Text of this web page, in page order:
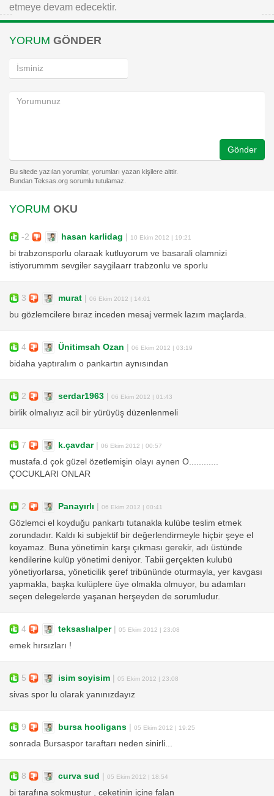
etmeye devam edecektir.
YORUM GÖNDER
Gönder
YORUM OKU
-2 hasan karlidag | 10 Ekim 2012 | 19:21
bi trabzonsporlu olaraak kutluyorum ve basarali olamnizi
istiyorummm sevgiler saygilaarr trabzonlu ve sporlu
3 murat | 06 Ekim 2012 | 14:01
bu gözlemcilere bıraz inceden mesaj vermek lazım maçlarda.
4 Ünitimsah Ozan | 06 Ekim 2012 | 03:19
bidaha yaptıralım o pankartın aynısından
2 serdar1963 | 06 Ekim 2012 | 01:43
birlik olmalıyız acil bir yürüyüş düzenlenmeli
7 k.çavdar| 06 Ekim 2012 | 00:57
mustafa.d çok güzel özetlemişin olayı aynen O............
ÇOCUKLARI ONLAR
2 Panayırlı | 06 Ekim 2012 | 00:41
Gözlemci el koyduğu pankartı tutanakla kulübe teslim etmek
zorundadır. Kaldı ki subjektif bir değerlendirmeyle hiçbir şeye el
koyamaz. Buna yönetimin karşı çıkması gerekir, adı üstünde
kendilerine kulüp yönetimi deniyor. Tabii gerçekten kulubü
yönetiyorlarsa, yöneticilik şeref tribününde oturmayla, yer kavgası
yapmakla, başka kulüplere üye olmakla olmuyor, bu adamları
seçen delegelerde yaşanan herşeyden de sorumludur.
4 teksaslıalper| 05 Ekim 2012 | 23:08
emek hırsızları !
5 isim soyisim | 05 Ekim 2012 | 23:08
sivas spor lu olarak yanınızdayız
9 bursa hooligans | 05 Ekim 2012 | 19:25
sonrada Bursaspor taraftarı neden sinirli...
8 curva sud | 05 Ekim 2012 | 18:54
bi tarafına sokmuştur , ceketinin içine falan